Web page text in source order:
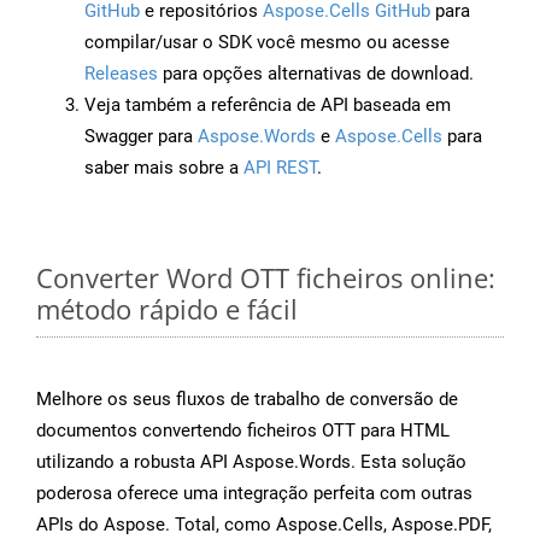
GitHub e repositórios Aspose.Cells GitHub para
compilar/usar o SDK você mesmo ou acesse
Releases para opções alternativas de download.
Veja também a referência de API baseada em
Swagger para Aspose.Words e Aspose.Cells para
saber mais sobre a API REST.
Converter Word OTT ficheiros online:
método rápido e fácil
Melhore os seus fluxos de trabalho de conversão de
documentos convertendo ficheiros OTT para HTML
utilizando a robusta API Aspose.Words. Esta solução
poderosa oferece uma integração perfeita com outras
APIs do Aspose. Total, como Aspose.Cells, Aspose.PDF,